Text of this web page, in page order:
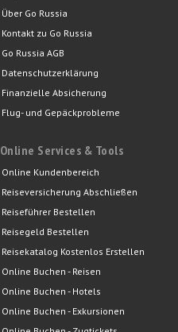
Über Go Russia
Kontakt zu Go Russia
Go Russia AGB
Datenschutzerklärung
Finanzielle Absicherung
Flug- und Gepäckprobleme
Online Services & Tools
Online Kundenbereich
Reiseversicherung Abschließen
Reiseführer Bestellen
Reisegeld Bestellen
Reisekatalog Kostenlos Erstellen
Online Buchen - Reisen
Online Buchen - Hotels
Online Buchen - Exkursionen